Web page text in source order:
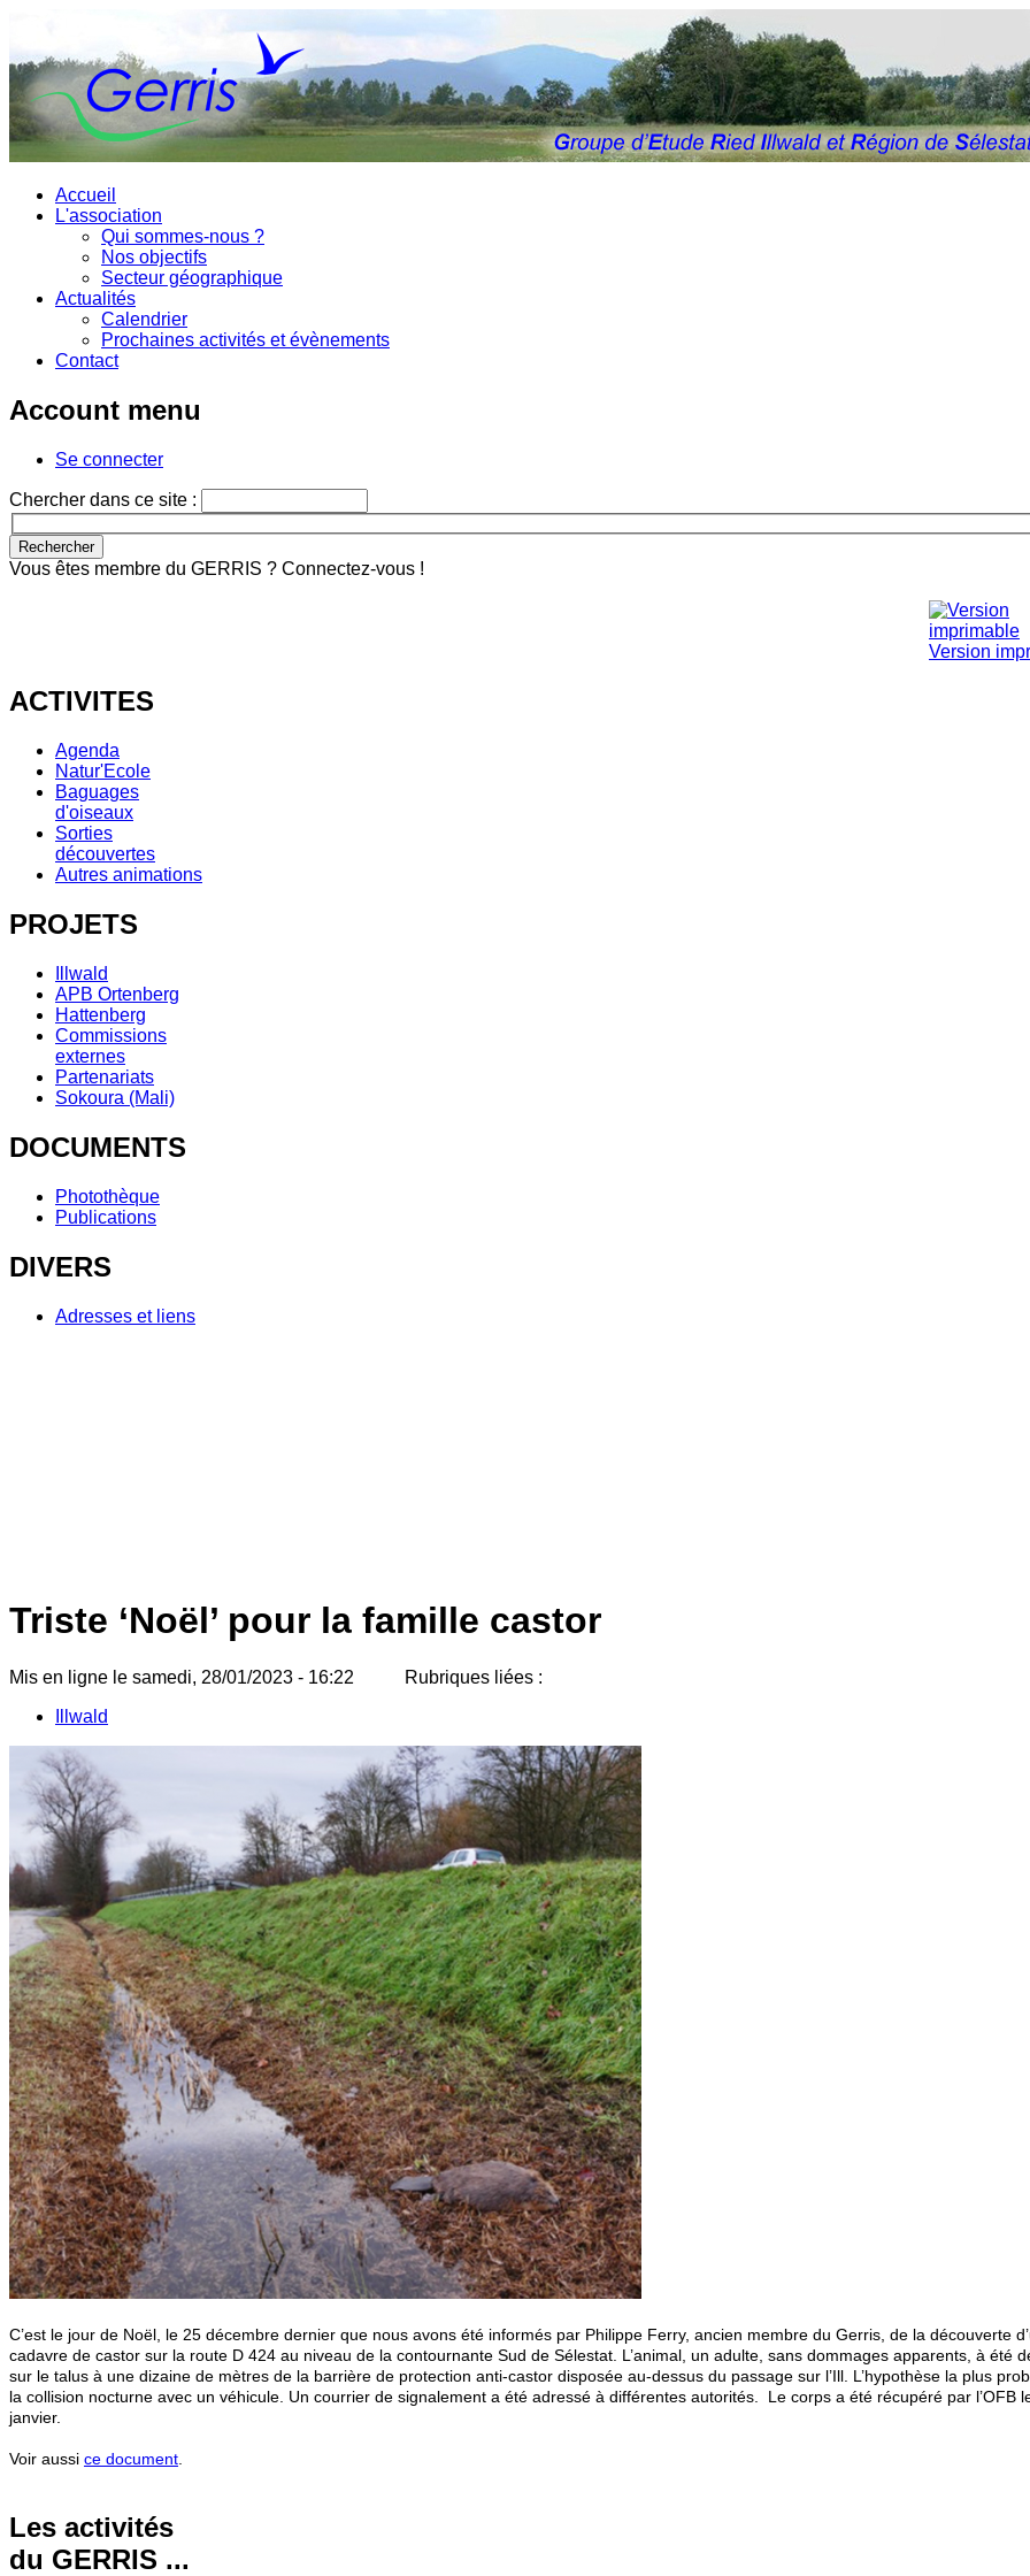
Accueil
L'association
Qui sommes-nous ?
Nos objectifs
Secteur géographique
Actualités
Calendrier
Prochaines activités et évènements
Contact
Account menu
Se connecter
Chercher dans ce site :
Vous êtes membre du GERRIS ? Connectez-vous !
Version
ACTIVITES
Agenda
Natur'Ecole
Baguages
d'oiseaux
Sorties
découvertes
Autres animations
PROJETS
Illwald
APB Ortenberg
Hattenberg
Commissions
externes
Partenariats
Sokoura (Mali)
DOCUMENTS
Photothèque
Publications
DIVERS
Adresses et liens
Triste ‘Noël’ pour la famille castor
Mis en ligne le samedi, 28/01/2023 - 16:22
Rubriques liées :
Illwald
C’est le jour de Noël, le 25 décembre dernier que nous avons été informés par Philippe Ferry, ancien membre du Gerris, de la découverte
cadavre de castor sur la route D 424 au niveau de la contournante Sud de Sélestat. L’animal, un adulte, sans dommages apparents, à été
sur le talus à une dizaine de mètres de la barrière de protection anti-castor disposée au-dessus du passage sur l’Ill. L’hypothèse la plus
la collision nocturne avec un véhicule. Un courrier de signalement a été adressé à différentes autorités. Le corps a été récupéré par l’OFB
janvier.
Voir aussi ce document
Les activités
du GERRIS ...